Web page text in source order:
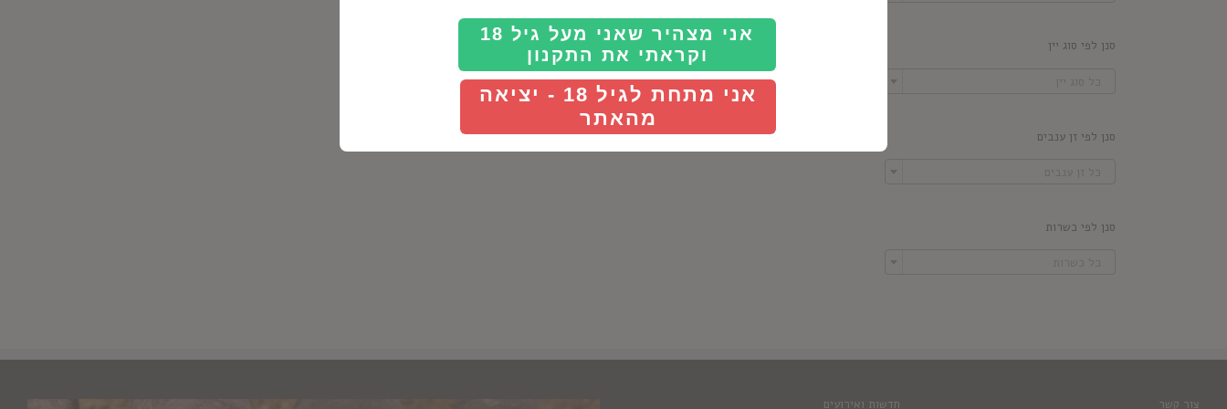
Details
סנן לפי סוג יין
סנן לפי זן ענבים
סנן לפי כשרות
צור קשר חדשות ואירועים
אני מצהיר שאני מעל גיל 18
וקראתי את התקנון
אני מתחת לגיל 18 - יציאה
מהאתר